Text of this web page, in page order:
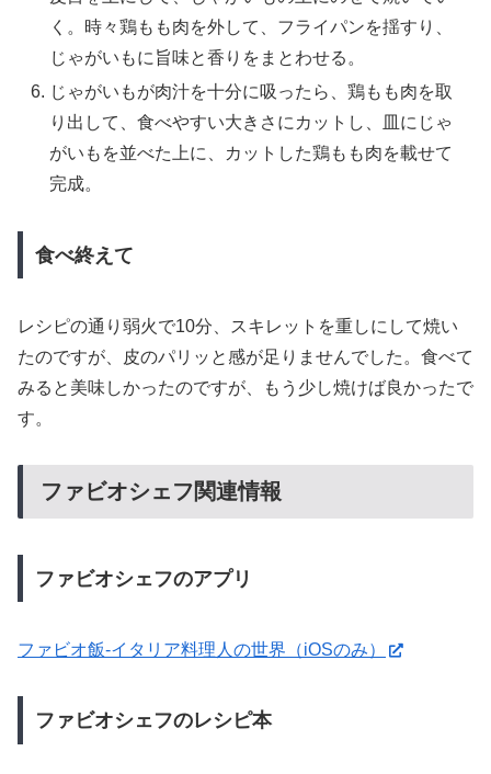
く。時々鶏もも肉を外して、フライパンを揺すり、
じゃがいもに旨味と香りをまとわせる。
じゃがいもが肉汁を十分に吸ったら、鶏もも肉を取
り出して、食べやすい大きさにカットし、皿にじゃ
がいもを並べた上に、カットした鶏もも肉を載せて
完成。
食べ終えて
レシピの通り弱火で10分、スキレットを重しにして焼い
たのですが、皮のパリッと感が足りませんでした。食べて
みると美味しかったのですが、もう少し焼けば良かったで
す。
ファビオシェフ関連情報
ファビオシェフのアプリ
ファビオ飯-イタリア料理人の世界（iOSのみ）
ファビオシェフのレシピ本